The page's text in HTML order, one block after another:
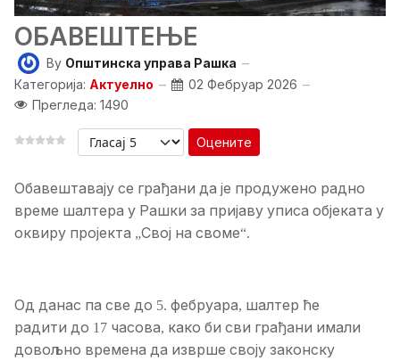
ОБАВЕШТЕЊЕ
By Општинска управа Рашка
Категорија: Актуелно
02 Фебруар 2026
Прегледа: 1490
Оцените
Обавештавају се грађани да је продужено радно
време шалтера у Рашки за пријаву уписа објеката у
оквиру пројекта „Свој на своме“.
Од данас па све до 5. фебруара, шалтер ће
радити до 17 часова, како би сви грађани имали
довољно времена да изврше своју законску